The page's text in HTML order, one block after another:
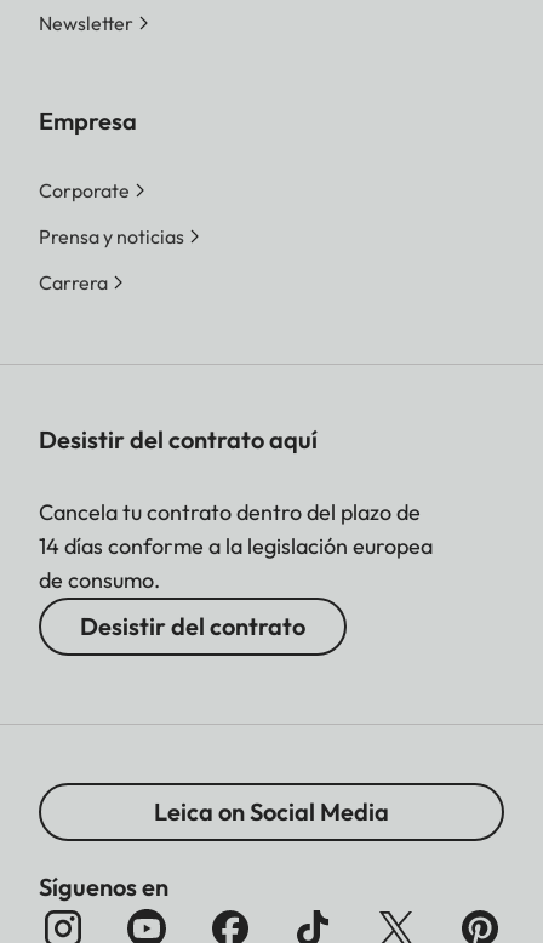
Newsletter
Empresa
Corporate
Prensa y noticias
Carrera
Desistir del contrato aquí
Cancela tu contrato dentro del plazo de
14 días conforme a la legislación europea
de consumo.
Desistir del contrato
Leica on Social Media
Síguenos en